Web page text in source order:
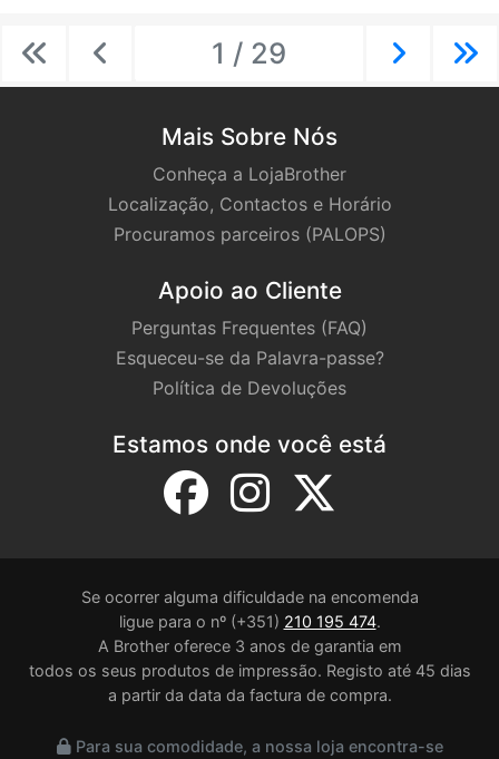
PreviousPrevious 1 / 29 Next
Mais Sobre Nós
Conheça a LojaBrother
Localização, Contactos e Horário
Procuramos parceiros (PALOPS)
Apoio ao Cliente
Perguntas Frequentes (FAQ)
Esqueceu-se da Palavra-passe?
Política de Devoluções
Estamos onde você está
Se ocorrer alguma dificuldade na encomenda
ligue para o nº (+351) 210 195 474.
A Brother oferece 3 anos de garantia em
todos os seus produtos de impressão. Registo até 45 dias
a partir da data da factura de compra.
Para sua comodidade, a nossa loja encontra-se